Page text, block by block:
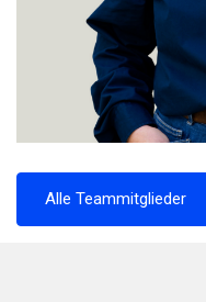
Alle Teammitglieder